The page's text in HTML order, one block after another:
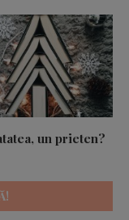
un prieten?